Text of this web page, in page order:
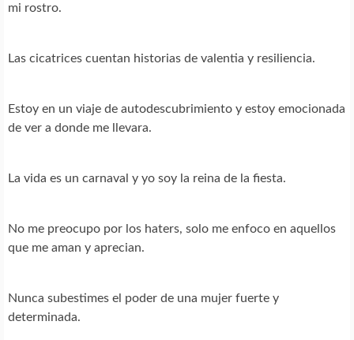
mi rostro.
Las cicatrices cuentan historias de valentia y resiliencia.
Estoy en un viaje de autodescubrimiento y estoy emocionada
de ver a donde me llevara.
La vida es un carnaval y yo soy la reina de la fiesta.
No me preocupo por los haters, solo me enfoco en aquellos
que me aman y aprecian.
Nunca subestimes el poder de una mujer fuerte y
determinada.